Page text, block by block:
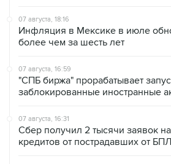
07 августа, 18:16
Инфляция в Мексике в июле
более чем за шесть лет
07 августа, 16:59
"СПБ биржа" прорабатывает
заблокированные иностранные
07 августа, 16:31
Сбер получил 2 тысячи заявок
кредитов от пострадавших от